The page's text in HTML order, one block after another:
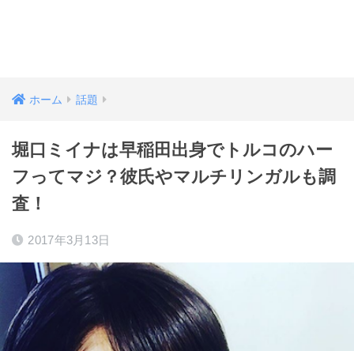
ホーム 話題
堀口ミイナは早稲田出身でトルコのハー
フってマジ？彼氏やマルチリンガルも調
査！
2017年3月13日